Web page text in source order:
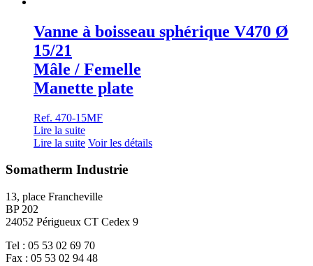
Vanne à boisseau sphérique V470 Ø
15/21
Mâle / Femelle
Manette plate
Ref. 470-15MF
Lire la suite
Lire la suite Voir les détails
Somatherm Industrie
13, place Francheville
BP 202
24052 Périgueux CT Cedex 9
Tel : 05 53 02 69 70
Fax : 05 53 02 94 48